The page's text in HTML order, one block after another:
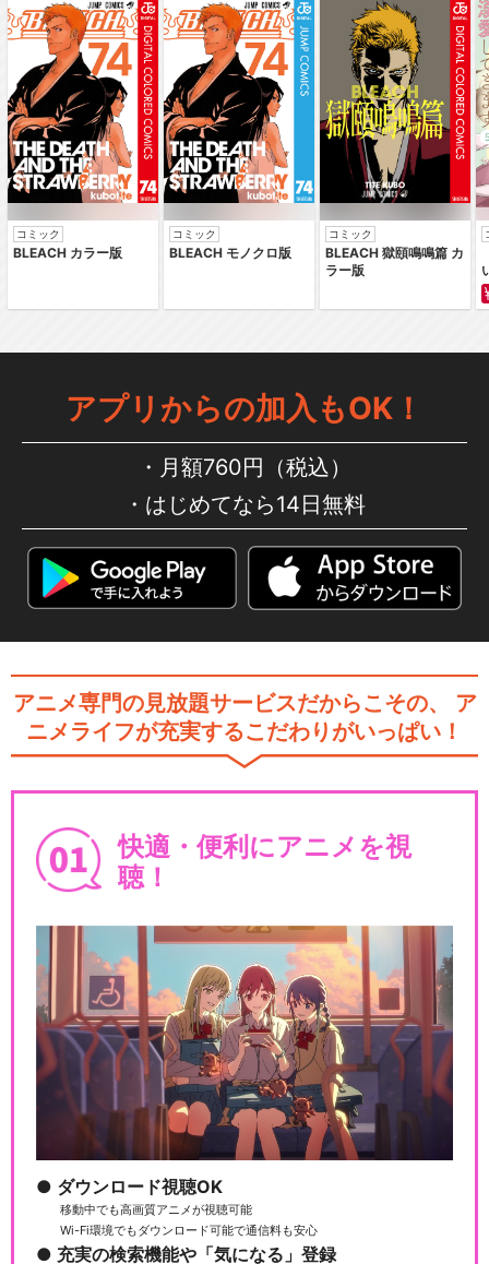
コミック
BLEACH カラー版
コミック
BLEACH モノクロ版
コミック
BLEACH 獄頤鳴鳴篇 カ
ラー版
アプリからの加入もOK！
月額760円（税込）
はじめてなら14日無料
アニメ専門の見放題サービスだからこその、
ア
ニメライフが充実するこだわりがいっぱい！
快適・便利にアニメを視
聴！
ダウンロード視聴OK
移動中でも高画質アニメが視聴可能
Wi-Fi環境でもダウンロード可能で通信料も安心
充実の検索機能や「気になる」登録